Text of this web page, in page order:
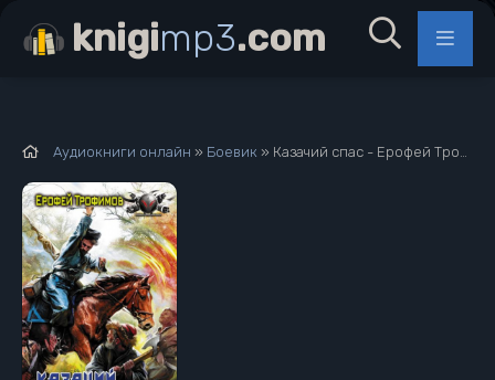
Аудиокниги онлайн » Боевик » Казачий спас - Ерофей Трофимов
knigimp3.com